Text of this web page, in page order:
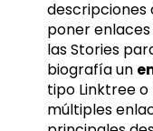
descripciones
poner
las Stories
biografía un
tipo Linktree
múltiples